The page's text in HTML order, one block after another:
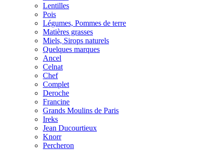
Lentilles
Pois
Légumes, Pommes de terre
Matières grasses
Miels, Sirops naturels
Quelques marques
Ancel
Celnat
Chef
Complet
Deroche
Francine
Grands Moulins de Paris
Ireks
Jean Ducourtieux
Knorr
Percheron